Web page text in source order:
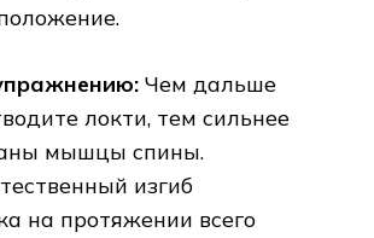
Чем дальше
локти, тем сильнее
мышцы спины.
изгиб
на протяжении всего